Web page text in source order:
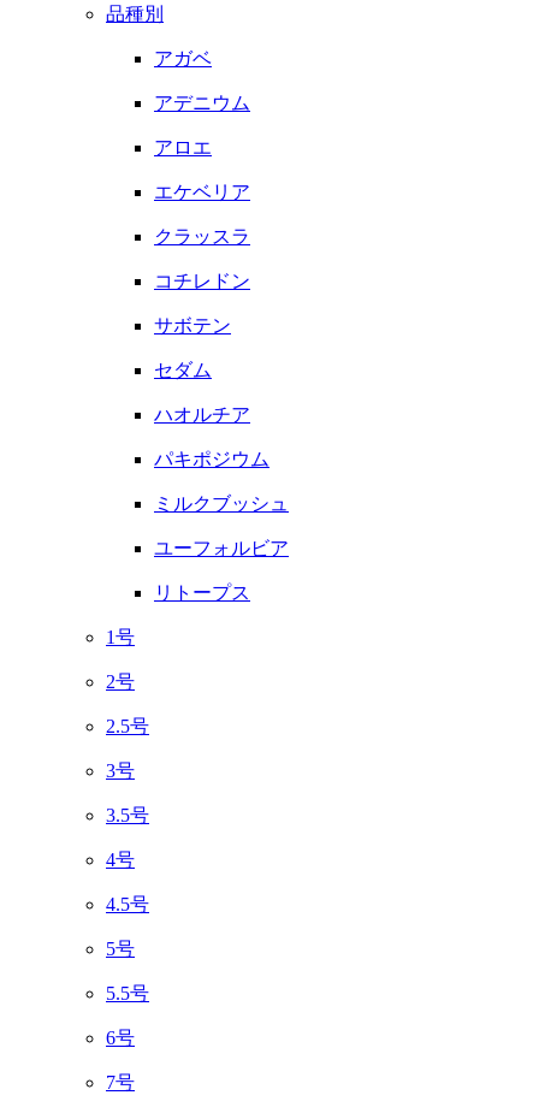
品種別
アガベ
アデニウム
アロエ
エケベリア
クラッスラ
コチレドン
サボテン
セダム
ハオルチア
パキポジウム
ミルクブッシュ
ユーフォルビア
リトープス
1号
2号
2.5号
3号
3.5号
4号
4.5号
5号
5.5号
6号
7号